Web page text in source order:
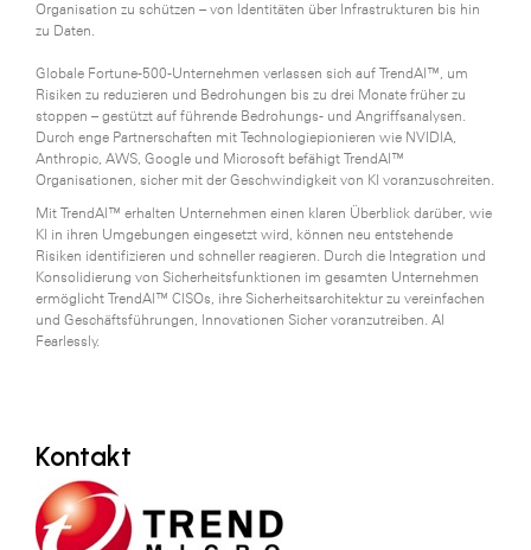
Organisation zu schützen – von Identitäten über Infrastrukturen bis hin
zu Daten.
Globale Fortune-500-Unternehmen verlassen sich auf TrendAI™, um
Risiken zu reduzieren und Bedrohungen bis zu drei Monate früher zu
stoppen – gestützt auf führende Bedrohungs- und Angriffsanalysen.
Durch enge Partnerschaften mit Technologiepionieren wie NVIDIA,
Anthropic, AWS, Google und Microsoft befähigt TrendAI™
Organisationen, sicher mit der Geschwindigkeit von KI voranzuschreiten.
Mit TrendAI™ erhalten Unternehmen einen klaren Überblick darüber, wie
KI in ihren Umgebungen eingesetzt wird, können neu entstehende
Risiken identifizieren und schneller reagieren. Durch die Integration und
Konsolidierung von Sicherheitsfunktionen im gesamten Unternehmen
ermöglicht TrendAI™ CISOs, ihre Sicherheitsarchitektur zu vereinfachen
und Geschäftsführungen, Innovationen Sicher voranzutreiben. AI
Fearlessly.
Kontakt